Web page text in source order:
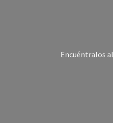
Encuéntralos al